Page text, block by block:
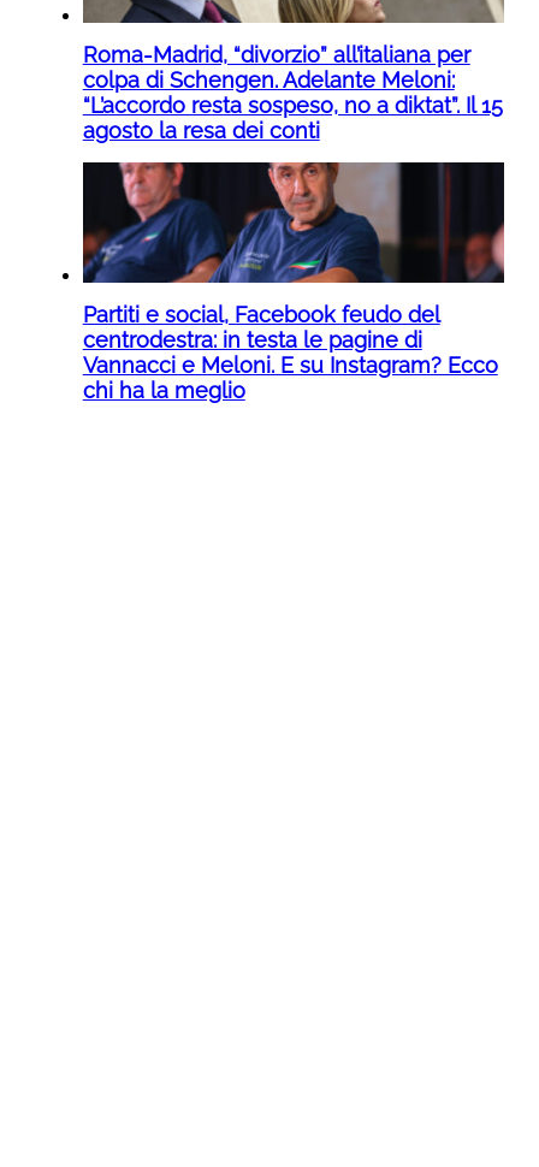
Roma-Madrid, “divorzio” all’italiana per
colpa di Schengen. Adelante Meloni:
“L’accordo resta sospeso, no a diktat”. Il 15
agosto la resa dei conti
Partiti e social, Facebook feudo del
centrodestra: in testa le pagine di
Vannacci e Meloni. E su Instagram? Ecco
chi ha la meglio